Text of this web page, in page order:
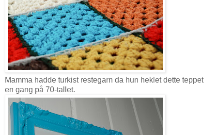
Mamma hadde turkist restegarn da hun heklet dette teppet
en gang på 70-tallet.